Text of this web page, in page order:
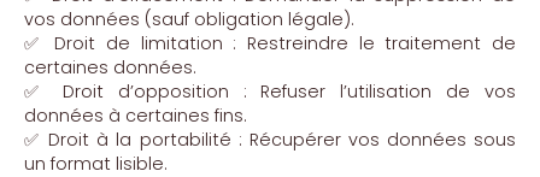
vos données (sauf obligation légale).
✅ Droit de limitation : Restreindre le traitement de
certaines données.
✅ Droit d’opposition : Refuser l’utilisation de vos
données à certaines fins.
✅ Droit à la portabilité : Récupérer vos données sous
un format lisible.